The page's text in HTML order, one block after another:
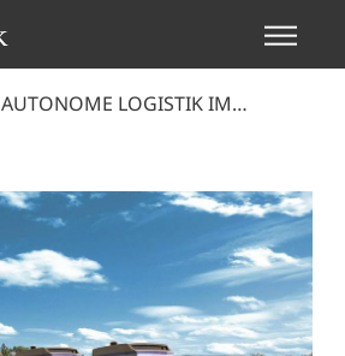
AUTONOME LOGISTIK IM